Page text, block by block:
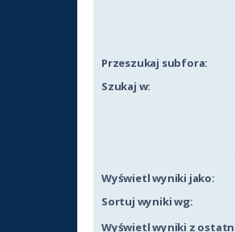
Przeszukaj subfora:
Szukaj w:
Wyświetl wyniki jako:
Sortuj wyniki wg:
Wyświetl wyniki z